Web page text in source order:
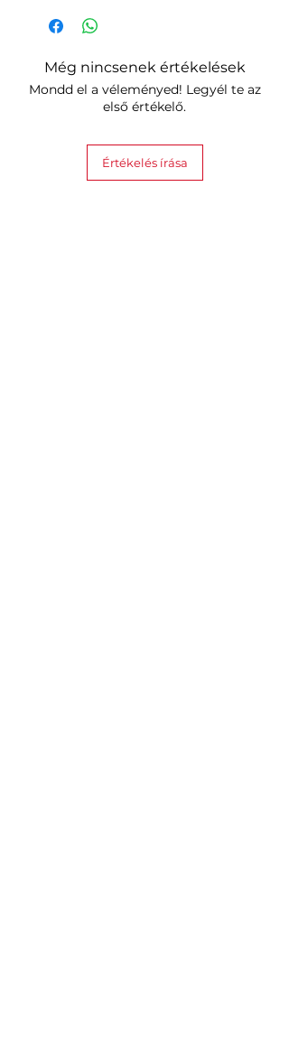
: HBUR-0200
EAN
: 8721022290850
Tápellátás
Tápforrás: USB
Akkumulátor típusa: Nincs
Akkumulátor kódja: Nincs
akkumulátor
USB típusa: USB-C
Még nincsenek értékelések
Mondd el a véleményed! Legyél te az
első értékelő.
Értékelés írása